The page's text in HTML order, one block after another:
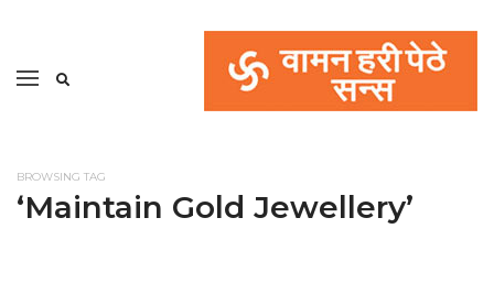
BROWSING TAG
‘Maintain Gold Jewellery’